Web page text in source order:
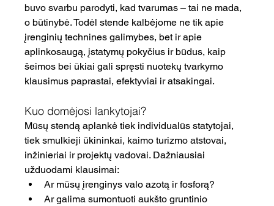
buvo svarbu parodyti, kad tvarumas – tai ne mada,
o būtinybė. Todėl stende kalbėjome ne tik apie
įrenginių technines galimybes, bet ir apie
aplinkosaugą, įstatymų pokyčius ir būdus, kaip
šeimos bei ūkiai gali spręsti nuotekų tvarkymo
klausimus paprastai, efektyviai ir atsakingai.
Kuo domėjosi lankytojai?
Mūsų stendą aplankė tiek individualūs statytojai,
tiek smulkieji ūkininkai, kaimo turizmo atstovai,
inžinieriai ir projektų vadovai. Dažniausiai
užduodami klausimai:
Ar mūsų įrenginys valo azotą ir fosforą?
Ar galima sumontuoti aukšto gruntinio